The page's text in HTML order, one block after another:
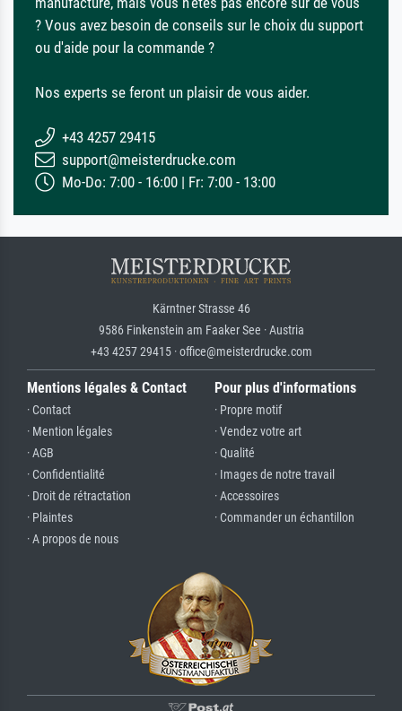
? Vous avez besoin de conseils sur le choix du support
ou d'aide pour la commande ?
Nos experts se feront un plaisir de vous aider.
+43 4257 29415
support@meisterdrucke.com
Mo-Do: 7:00 - 16:00 | Fr: 7:00 - 13:00
Kärntner Strasse 46
9586 Finkenstein am Faaker See · Austria
+43 4257 29415 · office@meisterdrucke.com
Mentions légales & Contact
· Contact
· Mention légales
· AGB
· Confidentialité
· Droit de rétractation
· Plaintes
· A propos de nous
Pour plus d'informations
· Propre motif
· Vendez votre art
· Qualité
· Images de notre travail
· Accessoires
· Commander un échantillon